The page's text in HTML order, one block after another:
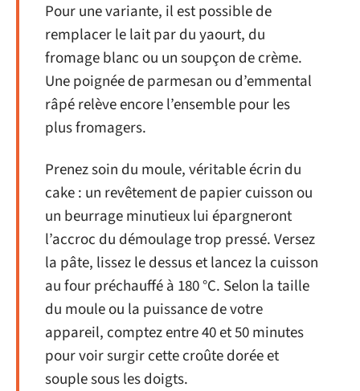
Pour une variante, il est possible de
remplacer le lait par du yaourt, du
fromage blanc ou un soupçon de crème.
Une poignée de parmesan ou d’emmental
râpé relève encore l’ensemble pour les
plus fromagers.
Prenez soin du moule, véritable écrin du
cake : un revêtement de papier cuisson ou
un beurrage minutieux lui épargneront
l’accroc du démoulage trop pressé. Versez
la pâte, lissez le dessus et lancez la cuisson
au four préchauffé à 180 °C. Selon la taille
du moule ou la puissance de votre
appareil, comptez entre 40 et 50 minutes
pour voir surgir cette croûte dorée et
souple sous les doigts.